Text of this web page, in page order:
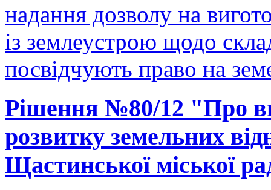
надання дозволу на
із землеустрою щодо
посвідчують право на
Рішення №80/12 "Про
розвитку земельних
Щастинської міської